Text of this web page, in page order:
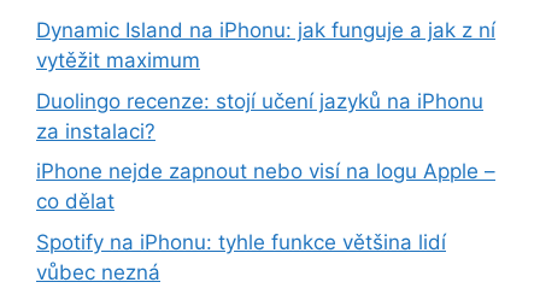
Dynamic Island na iPhonu: jak funguje a jak z ní
vytěžit maximum
Duolingo recenze: stojí učení jazyků na iPhonu
za instalaci?
iPhone nejde zapnout nebo visí na logu Apple –
co dělat
Spotify na iPhonu: tyhle funkce většina lidí
vůbec nezná